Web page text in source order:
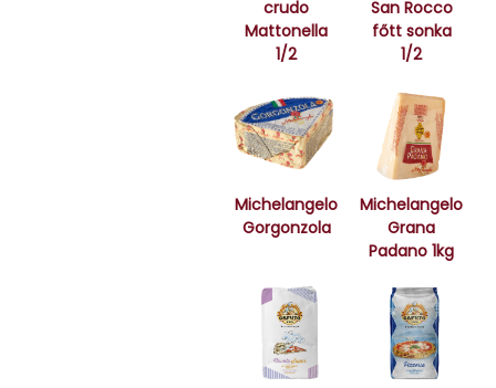
crudo
Mattonella
1/2
San Rocco
főtt sonka
1/2
Michelangelo
Gorgonzola
Michelangelo
Grana
Padano 1kg